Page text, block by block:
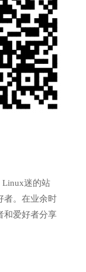
Linux迷的站
者。在业余时
和爱好者分享